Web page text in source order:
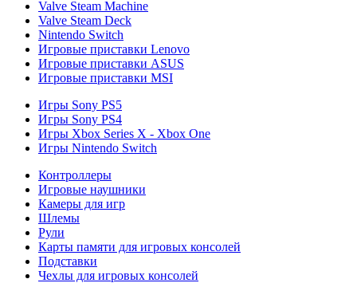
Valve Steam Machine
Valve Steam Deck
Nintendo Switch
Игровые приставки Lenovo
Игровые приставки ASUS
Игровые приставки MSI
Игры Sony PS5
Игры Sony PS4
Игры Xbox Series X - Xbox One
Игры Nintendo Switch
Контроллеры
Игровые наушники
Камеры для игр
Шлемы
Рули
Карты памяти для игровых консолей
Подставки
Чехлы для игровых консолей